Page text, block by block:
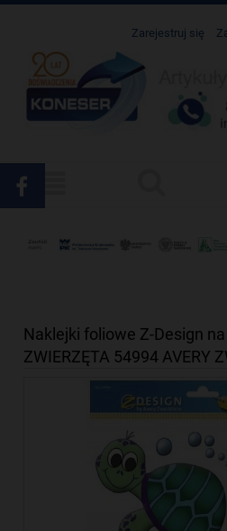
Zarejestruj się
Naklejki foliowe Z-Design na
ZWIERZĘTA 54994 AVERY